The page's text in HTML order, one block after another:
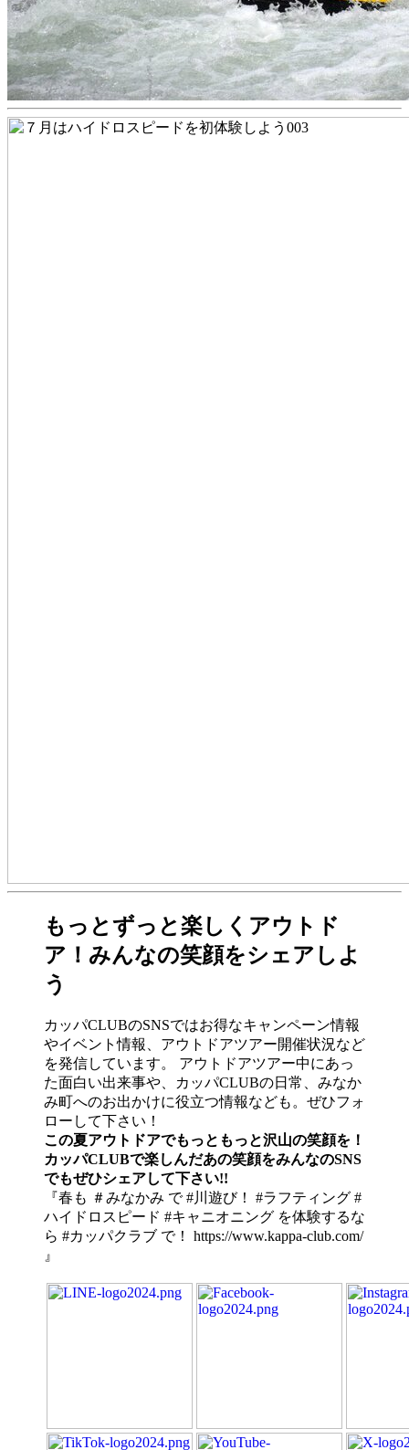
もっとずっと楽しくアウトド
ア！みんなの笑顔をシェアしよ
う
カッパCLUBのSNSではお得なキャンペーン情報
やイベント情報、アウトドアツアー開催状況など
を発信しています。 アウトドアツアー中にあっ
た面白い出来事や、カッパCLUBの日常、みなか
み町へのお出かけに役立つ情報なども。ぜひフォ
ローして下さい！
この夏アウトドアでもっともっと沢山の笑顔を！
カッパCLUBで楽しんだあの笑顔をみんなのSNS
でもぜひシェアして下さい!!
『春も ＃みなかみ で #川遊び！ #ラフティング #
ハイドロスピード #キャニオニング を体験するな
ら #カッパクラブ で！ https://www.kappa-club.com/
』